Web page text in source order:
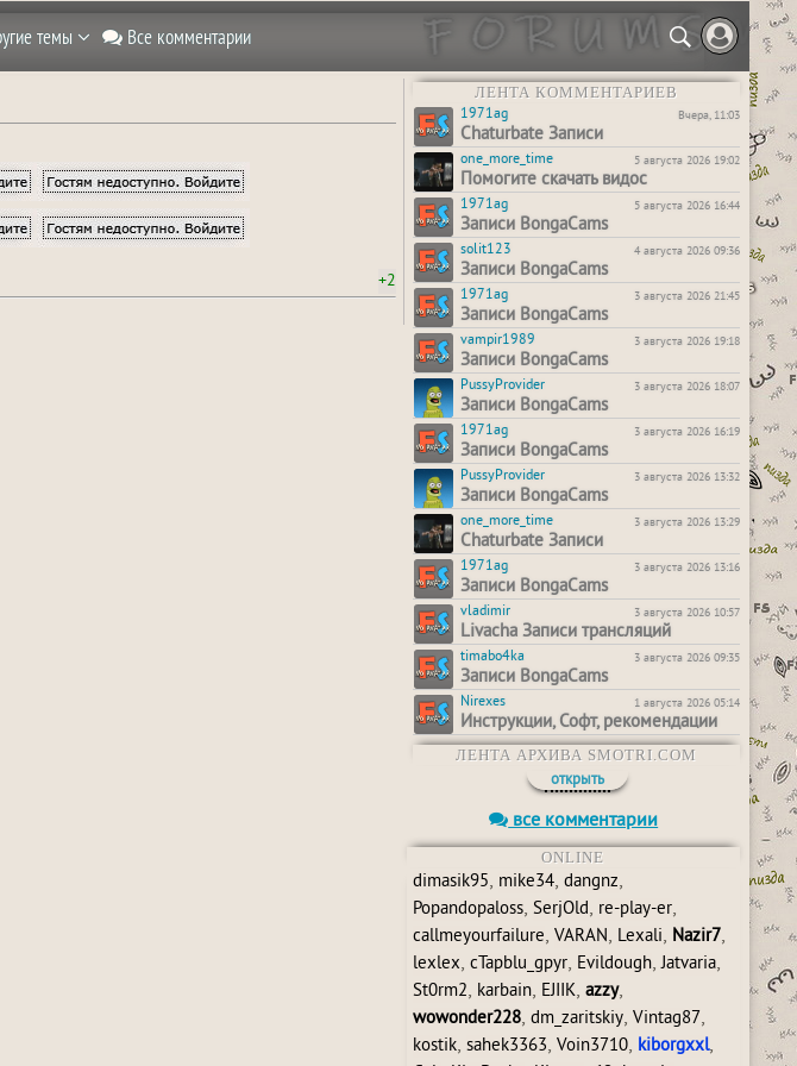
темы Все комментарии
+2
ЛЕНТА КОММЕНТАРИЕВ
1971ag
Вчера, 11:03
Chaturbate Записи
one_more_time 5 августа 2026 19:02
Помогите скачать видос
1971ag 5 августа 2026 16:44
Записи BongaCams
solit123 4 августа 2026 09:36
Записи BongaCams
1971ag 3 августа 2026 21:45
Записи BongaCams
vampir1989 3 августа 2026 19:18
Записи BongaCams
PussyProvider 3 августа 2026 18:07
Записи BongaCams
1971ag 3 августа 2026 16:19
Записи BongaCams
PussyProvider 3 августа 2026 13:32
Записи BongaCams
one_more_time 3 августа 2026 13:29
Chaturbate Записи
1971ag 3 августа 2026 13:16
Записи BongaCams
vladimir 3 августа 2026 10:57
Livacha Записи трансляций
timabo4ka 3 августа 2026 09:35
Записи BongaCams
Nirexes 1 августа 2026 05:14
Инструкции, Софт, рекомендации
ЛЕНТА АРХИВА SMOTRI.COM
открыть
все комментарии
ONLINE
dimasik95, mike34, dangnz,
Popandopaloss, SerjOld, re-play-er,
callmeyourfailure, VARAN, Lexali, Nazir7,
lexlex, cTapblu_gpyr, Evildough,Jatvaria,
St0rm2, karbain, EJIIK, azzy,
wowonder228, dm_zaritskiy, Vintag87,
kostik, sahek3363, Voin3710, kiborgxxl,